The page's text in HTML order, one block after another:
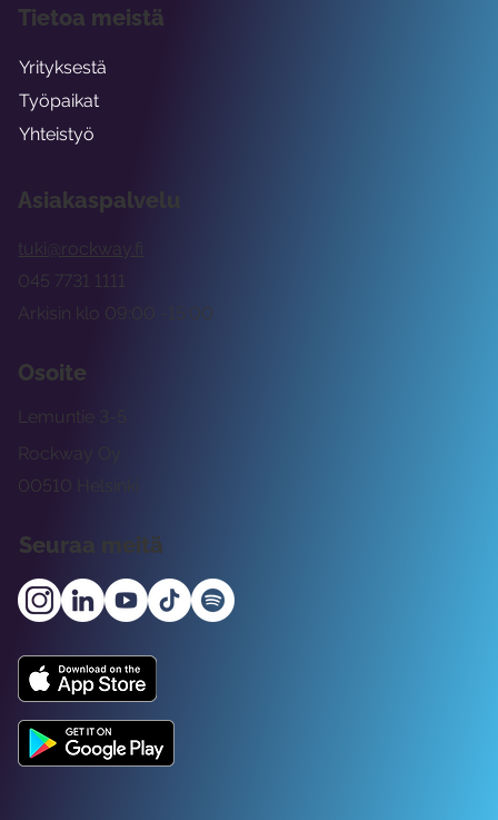
Asiakaspalvelu
tuki@rockway.fi
Arkisin klo 09:00 -15:00
045 7731 1111
Osoite
Rockway Oy
Lemuntie 3-5
00510 Helsinki
Seuraa meitä
Tietoa meistä
Yrityksestä
Työpaikat
Yhteistyö